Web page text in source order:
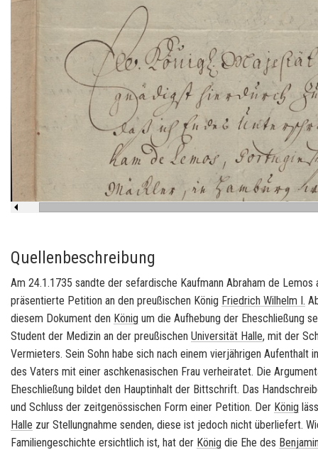
Quellenbeschreibung
Am 24.1.1735 sandte der sefardische Kaufmann Abraham de Lemos
präsentierte Petition an den preußischen König Friedrich Wilhelm I.
diesem Dokument den König um die Aufhebung der Eheschließung
Student der Medizin an der preußischen Universität Halle, mit der
Vermieters. Sein Sohn habe sich nach einem vierjährigen Aufenthalt
des Vaters mit einer aschkenasischen Frau verheiratet. Die
Eheschließung bildet den Hauptinhalt der Bittschrift. Das
und Schluss der zeitgenössischen Form einer Petition. Der König
Halle zur Stellungnahme senden, diese ist jedoch nicht überliefert.
Familiengeschichte ersichtlich ist, hat der König die Ehe des